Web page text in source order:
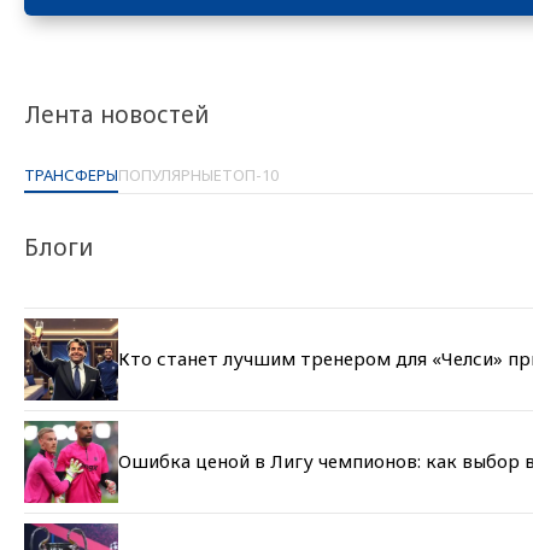
Лента новостей
ТРАНСФЕРЫПОПУЛЯРНЫЕТОП-10
Блоги
Кто станет лучшим тренером для «Челси»
Ошибка ценой в Лигу чемпионов: как выбор